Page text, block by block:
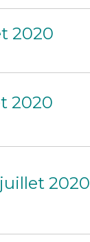
2020
2020
2020